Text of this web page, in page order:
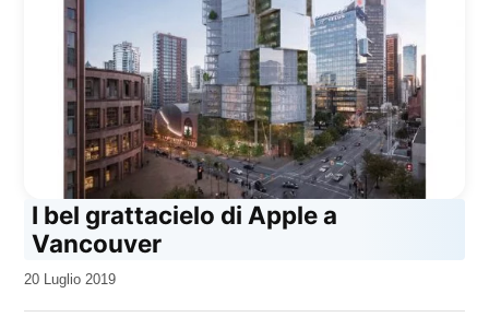
I bel grattacielo di Apple a
Vancouver
da
20 Luglio 2019